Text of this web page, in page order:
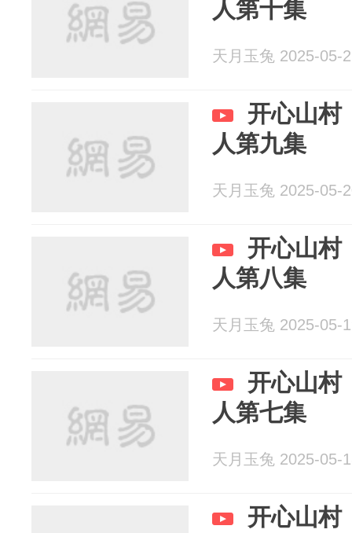
人第十集
天月玉兔 2025-05-
开心山村
人第九集
天月玉兔 2025-05-
开心山村
人第八集
天月玉兔 2025-05-
开心山村
人第七集
天月玉兔 2025-05-
开心山村